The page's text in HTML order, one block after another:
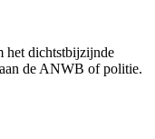
het dichtstbijzijnde
de ANWB of politie.